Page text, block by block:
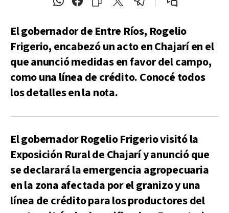
El gobernador de Entre Ríos, Rogelio
Frigerio, encabezó un acto en Chajarí en el
que anunció medidas en favor del campo,
como una línea de crédito. Conocé todos
los detalles en la nota.
El gobernador Rogelio Frigerio visitó la
Exposición Rural de Chajarí y anunció que
se declarará la emergencia agropecuaria
en la zona afectada por el granizo y una
línea de crédito para los productores del